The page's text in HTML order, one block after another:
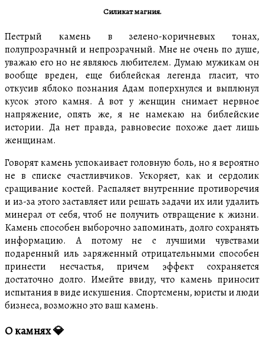
Силикат магния.
Пестрый камень в зелено-коричневых тонах,
полупрозрачный и непрозрачный. Мне не очень по душе,
уважаю его но не являюсь любителем. Думаю мужикам он
вообще вреден, еще библейская легенда гласит, что
откусив яблоко познания Адам поперхнулся и выплюнул
кусок этого камня. А вот у женщин снимает нервное
напряжение, опять же, я не намекаю на библейские
истории. Да нет правда, равновесие похоже дает лишь
женщинам.
Говорят камень успокаивает головную боль, но я вероятно
не в списке счастливчиков. Ускоряет, как и сердолик
сращивание костей. Распаляет внутренние противоречия
и из-за этого заставляет или решать задачи их или удалить
минерал от себя, чтоб не получить отвращение к жизни.
Камень способен выборочно запоминать, долго сохранять
информацию. А потому не с лучшими чувствами
подаренный иль заряженный отрицательными способен
принести несчастья, причем эффект сохраняется
достаточно долго. Имейте ввиду, что камень приносит
испытания в виде искушения. Спортсмены, юристы и люди
бизнеса, возможно это ваш камень.
О камнях 💎